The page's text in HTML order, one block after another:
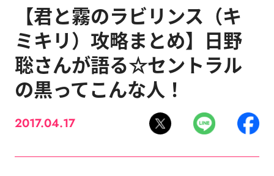
【君と霧のラビリンス（キ
ミキリ）攻略まとめ】日野
聡さんが語る☆セントラル
の黒ってこんな人！
2017.04.17